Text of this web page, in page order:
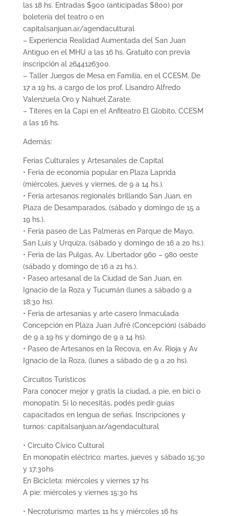
las 18 hs. Entradas $900 (anticipadas $800) por
boletería del teatro o en
capitalsanjuan.ar/agendacultural
– Experiencia Realidad Aumentada del San Juan
Antiguo en el MHU a las 16 hs. Gratuito con previa
inscripción al 2644126300.
– Taller Juegos de Mesa en Familia, en el CCESM. De
17 a 19 hs, a cargo de los prof. Lisandro Alfredo
Valenzuela Oro y Nahuel Zarate.
– Títeres en la Capi en el Anfiteatro El Globito, CCESM
a las 16 hs.
Además:
Ferias Culturales y Artesanales de Capital
• Feria de economía popular en Plaza Laprida
(miércoles, jueves y viernes, de 9 a 14 hs.).
• Feria artesanos regionales brillando San Juan, en
Plaza de Desamparados, (sábado y domingo de 15 a
19 hs.).
• Feria paseo de Las Palmeras en Parque de Mayo,
San Luis y Urquiza, (sábado y domingo de 16 a 20 hs.).
• Feria de las Pulgas, Av. Libertador 960 – 980 oeste
(sábado y domingo de 16 a 21 hs.).
• Paseo artesanal de la Ciudad de San Juan, en
Ignacio de la Roza y Tucumán (lunes a sábado 9 a
18:30 hs).
• Feria de artesanías y arte casero Inmaculada
Concepción en Plaza Juan Jufré (Concepción) (sábado
de 9 a 19 hs y domingo de 9 a 14 hs).
• Paseo de Artesanos en la Recova, en Av. Rioja y Av
Ignacio de la Roza, (lunes a sábado de 9 a 20 hs).
Circuitos Turísticos
Para conocer mejor y gratis la ciudad, a pie, en bici o
monopatín. Si lo necesitás, podés pedir guías
capacitados en lengua de señas. Inscripciones y
turnos: capitalsanjuan.ar/agendacultural
• Circuito Cívico Cultural
En monopatín eléctrico: martes, jueves y sábado 15:30
y 17:30hs
En Bicicleta: miércoles y viernes 17 hs
A pie: miércoles y viernes 15:30 hs
• Necroturismo: martes 11 hs y miércoles 16 hs